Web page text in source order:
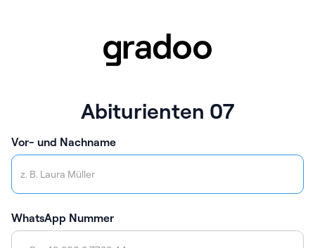
Abiturienten 07
Vor- und Nachname
WhatsApp Nummer